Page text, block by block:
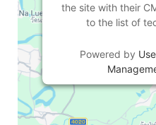
the site with their
to the list of
Powered by